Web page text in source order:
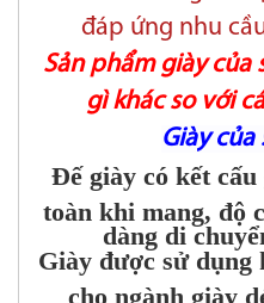
đáp ứng nhu
Sản phẩm giày của
gì khác so với
Giày của
Đế giày có kết
toàn khi mang, độ
dàng di
Giày được sử dụng
cho ngành giày